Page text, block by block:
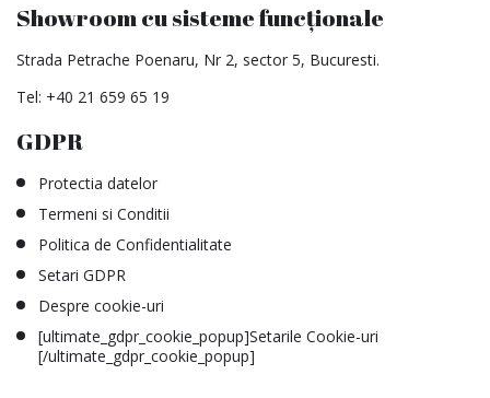
Showroom cu sisteme funcționale
Strada Petrache Poenaru, Nr 2, sector 5, Bucuresti.
Tel: +40 21 659 65 19
GDPR
Protectia datelor
Termeni si Conditii
Politica de Confidentialitate
Setari GDPR
Despre cookie-uri
[ultimate_gdpr_cookie_popup]Setarile Cookie-uri
[/ultimate_gdpr_cookie_popup]